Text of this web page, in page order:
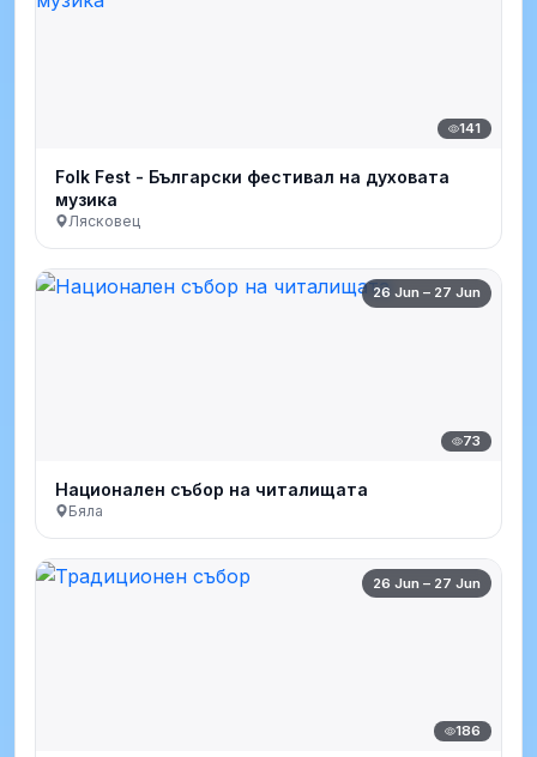
141
Folk Fest - Български фестивал на духовата
музика
Лясковец
26 Jun – 27 Jun
73
Национален събор на читалищата
Бяла
26 Jun – 27 Jun
186